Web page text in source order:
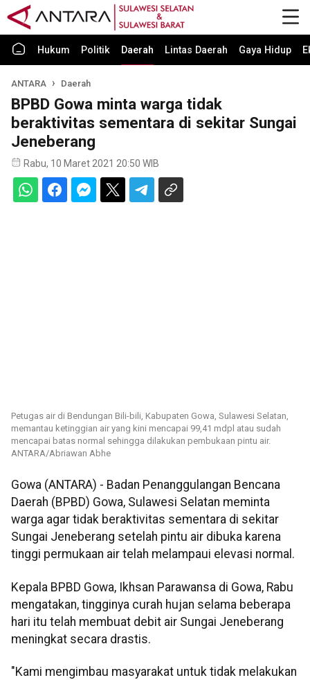
Hukum Politik Daerah Lintas Daerah Gaya Hidup
ANTARA Daerah
BPBD Gowa minta warga tidak
beraktivitas sementara di sekitar Sungai
Jeneberang
Rabu, 10 Maret 2021 20:50 WIB
Petugas air di Bendungan Bili-bili, Kabupaten Gowa, Sulawesi Selatan,
memantau ketinggian air yang kini mencapai 99,41 mdpl atau sudah
mencapai batas normal sehingga dilakukan pembukaan pintu air.
ANTARA/Abriawan Abhe
Gowa (ANTARA) - Badan Penanggulangan Bencana
Daerah (BPBD) Gowa, Sulawesi Selatan meminta
warga agar tidak beraktivitas sementara di sekitar
Sungai Jeneberang setelah pintu air dibuka karena
tinggi permukaan air telah melampaui elevasi normal.
Kepala BPBD Gowa, Ikhsan Parawansa di Gowa, Rabu
mengatakan, tingginya curah hujan selama beberapa
hari itu telah membuat debit air Sungai Jeneberang
meningkat secara drastis.
"Kami mengimbau masyarakat untuk tidak melakukan